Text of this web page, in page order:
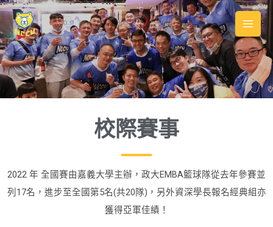
校際賽事
2022 年 全國賽由嘉義大學主辦，政大EMBA籃球隊從去年參賽並
列17名，進步至全國第5名(共20隊)，另外資深學長報名經典組亦
獲得亞軍佳績！